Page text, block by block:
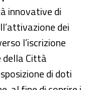
innovative di
dei
l’iscrizione
della Città
di doti